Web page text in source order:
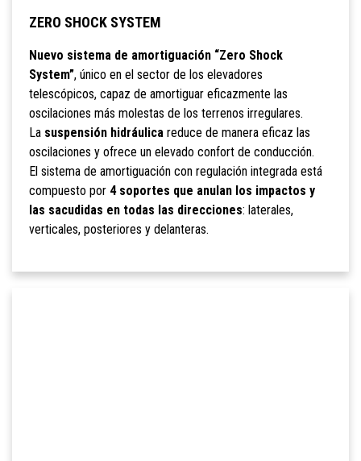
ZERO SHOCK SYSTEM
Nuevo sistema de amortiguación “Zero Shock
System”, único en el sector de los elevadores
telescópicos, capaz de amortiguar eficazmente las
oscilaciones más molestas de los terrenos irregulares.
La suspensión hidráulicareduce de manera eficaz las
oscilaciones y ofrece un elevado confort de conducción.
El sistema de amortiguación con regulación integrada está
compuesto por 4 soportes que anulan los impactos y
las sacudidas en todas las direcciones: laterales,
verticales, posteriores y delanteras.